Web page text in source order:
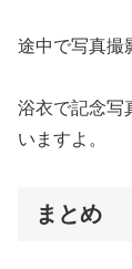
途中で写真撮
浴衣で記念写
いますよ。
まとめ